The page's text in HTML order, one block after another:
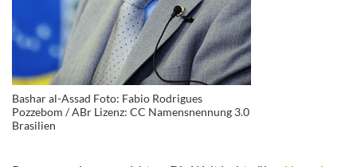
Bashar al-Assad Foto: Fabio Rodrigues
Pozzebom / ABr Lizenz: CC Namensnennung 3.0
Brasilien